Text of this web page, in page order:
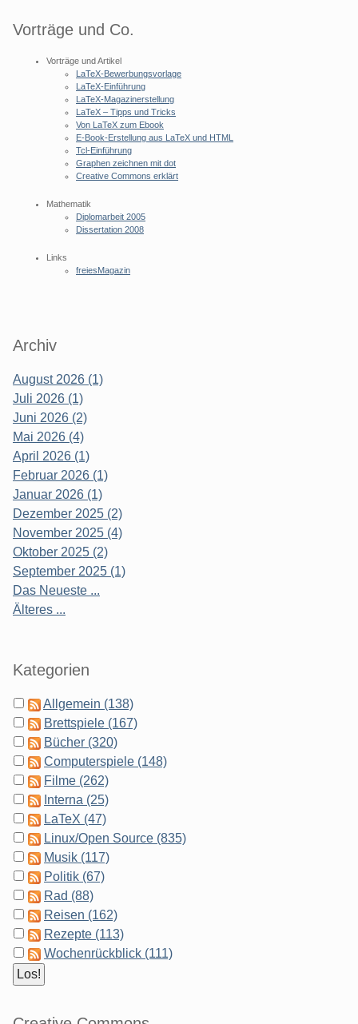
Vorträge und Co.
Vorträge und Artikel
LaTeX-Bewerbungsvorlage
LaTeX-Einführung
LaTeX-Magazinerstellung
LaTeX – Tipps und Tricks
Von LaTeX zum Ebook
E-Book-Erstellung aus LaTeX und HTML
Tcl-Einführung
Graphen zeichnen mit dot
Creative Commons erklärt
Mathematik
Diplomarbeit 2005
Dissertation 2008
Links
freiesMagazin
Archiv
August 2026 (1)
Juli 2026 (1)
Juni 2026 (2)
Mai 2026 (4)
April 2026 (1)
Februar 2026 (1)
Januar 2026 (1)
Dezember 2025 (2)
November 2025 (4)
Oktober 2025 (2)
September 2025 (1)
Das Neueste ...
Älteres ...
Kategorien
Allgemein (138)
Brettspiele (167)
Bücher (320)
Computerspiele (148)
Filme (262)
Interna (25)
LaTeX (47)
Linux/Open Source (835)
Musik (117)
Politik (67)
Rad (88)
Reisen (162)
Rezepte (113)
Wochenrückblick (111)